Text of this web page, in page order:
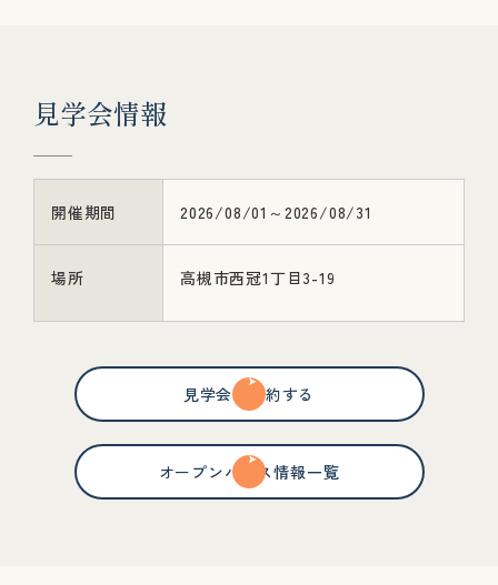
見学会情報
開催期間 2026/08/01～2026/08/31
場所 高槻市西冠1丁目3-19
見学会を予約する
オープンハウス情報一覧